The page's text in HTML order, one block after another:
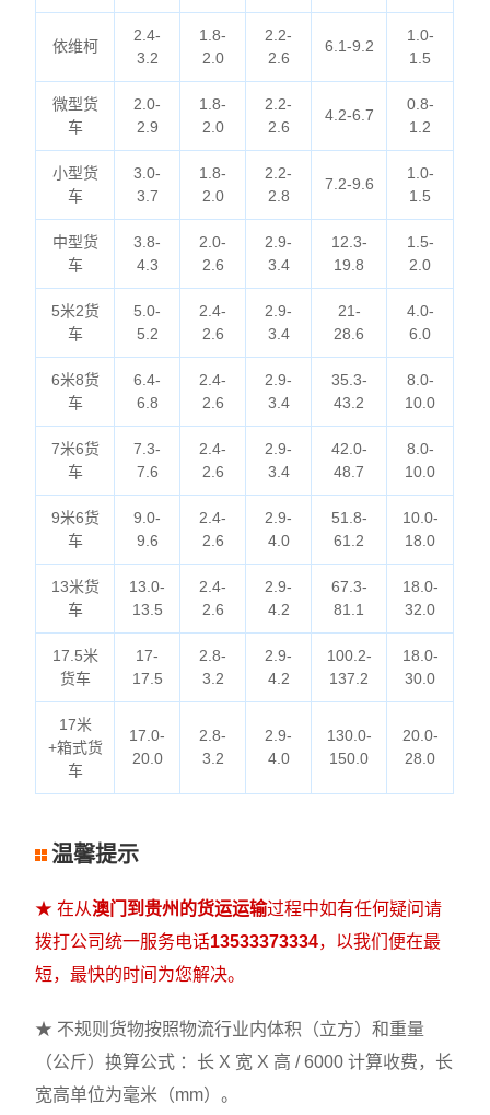
依维柯
2.4-
3.2
1.8-
2.0
2.2-
2.6
6.1-9.2
1.0-
1.5
微型货
车
2.0-
2.9
1.8-
2.0
2.2-
2.6
4.2-6.7
0.8-
1.2
小型货
车
3.0-
3.7
1.8-
2.0
2.2-
2.8
7.2-9.6
1.0-
1.5
中型货
车
3.8-
4.3
2.0-
2.6
2.9-
3.4
12.3-
19.8
1.5-
2.0
5米2货
车
5.0-
5.2
2.4-
2.6
2.9-
3.4
21-
28.6
4.0-
6.0
6米8货
车
6.4-
6.8
2.4-
2.6
2.9-
3.4
35.3-
43.2
8.0-
10.0
7米6货
车
7.3-
7.6
2.4-
2.6
2.9-
3.4
42.0-
48.7
8.0-
10.0
9米6货
车
9.0-
9.6
2.4-
2.6
2.9-
4.0
51.8-
61.2
10.0-
18.0
13米货
车
13.0-
13.5
2.4-
2.6
2.9-
4.2
67.3-
81.1
18.0-
32.0
17.5米
货车
17-
17.5
2.8-
3.2
2.9-
4.2
100.2-
137.2
18.0-
30.0
17米
+箱式货
车
17.0-
20.0
2.8-
3.2
2.9-
4.0
130.0-
150.0
20.0-
28.0
温馨提示
★ 在从澳门到贵州的货运运输过程中如有任何疑问请
拨打公司统一服务电话13533373334，以我们便在最
短，最快的时间为您解决。
★ 不规则货物按照物流行业内体积（立方）和重量
（公斤）换算公式 ：长 X 宽 X 高 / 6000 计算收费，长
宽高单位为毫米（mm）。